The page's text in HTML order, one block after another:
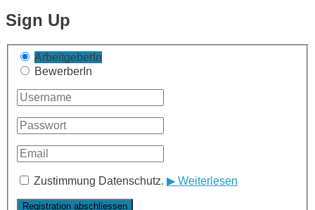
Sign Up
ArbeitgeberIn
BewerberIn
Zustimmung Datenschutz. ▶ Weiterlesen